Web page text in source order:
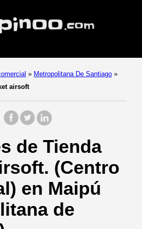
» Metropolitana De Santiago »
airsoft
de Tienda
(Centro
en Maipú
de